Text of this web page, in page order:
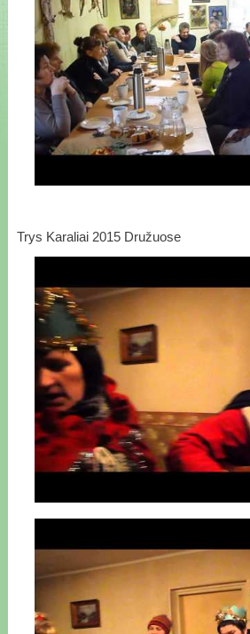
Trys Karaliai 2015 Družuose